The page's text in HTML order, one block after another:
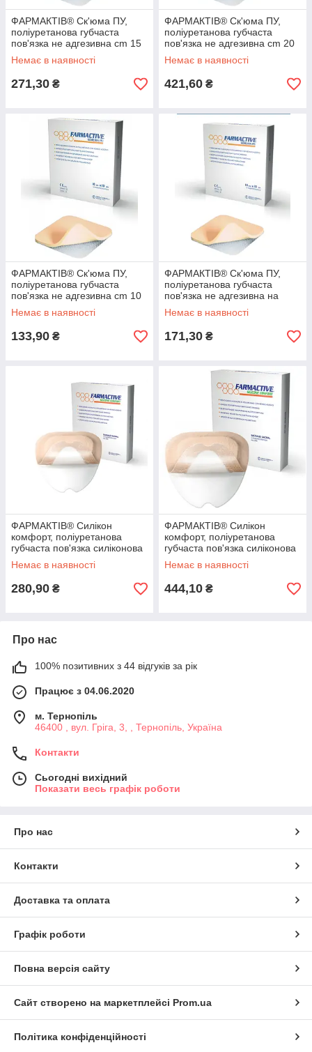
ФАРМАКТІВ® Ск'юма ПУ,
поліуретанова губчаста
пов'язка не адгезивна cm 15
x 15
Немає в наявності
271,30 ₴
ФАРМАКТІВ® Ск'юма ПУ,
поліуретанова губчаста
пов'язка не адгезивна cm 20
x 20
Немає в наявності
421,60 ₴
ФАРМАКТІВ® Ск'юма ПУ,
поліуретанова губчаста
пов'язка не адгезивна cm 10
x 10
Немає в наявності
133,90 ₴
ФАРМАКТІВ® Ск'юма ПУ,
поліуретанова губчаста
пов'язка не адгезивна на
п'яту cm 10 x 13
Немає в наявності
171,30 ₴
ФАРМАКТІВ® Силікон
комфорт, поліуретанова
губчаста пов'язка силіконова
адгезивна без борта cm
15x15
Немає в наявності
280,90 ₴
ФАРМАКТІВ® Силікон
комфорт, поліуретанова
губчаста пов'язка силіконова
адгезивна без борта cm 20 x
20
Немає в наявності
444,10 ₴
Про нас
100% позитивних з 44 відгуків за рік
Працює з 04.06.2020
м. Тернопіль
46400 , вул. Гріга, 3, , Тернопіль, Україна
Контакти
Сьогодні вихідний
Показати весь графік роботи
Про нас
Контакти
Доставка та оплата
Графік роботи
Повна версія сайту
Сайт створено на маркетплейсі Prom.ua
Політика конфіденційності